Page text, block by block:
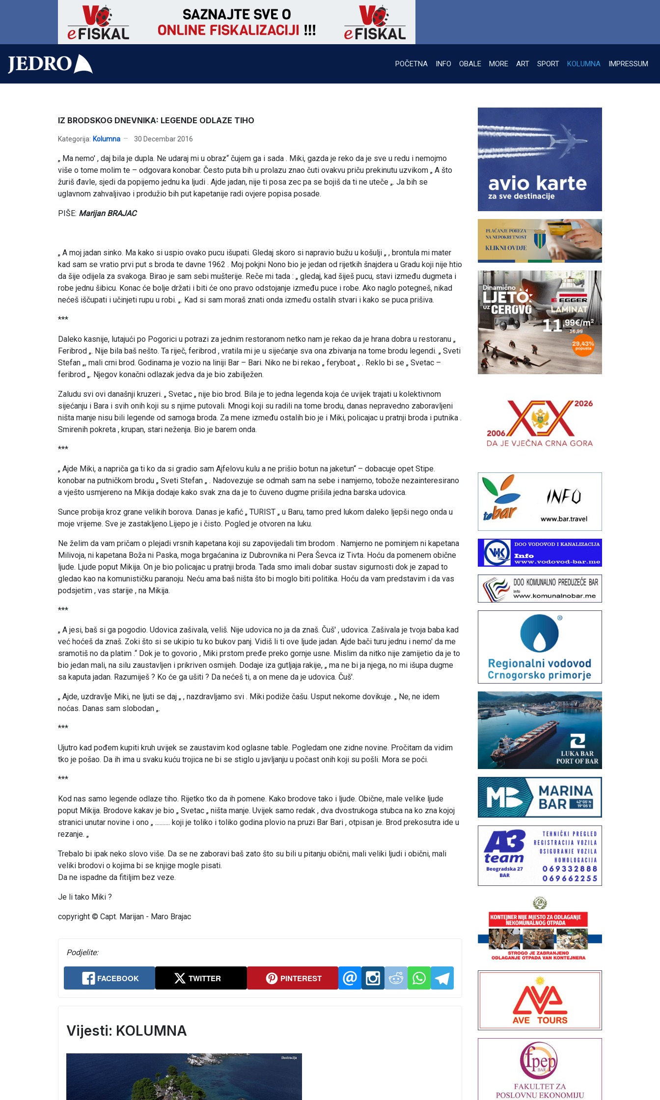
POČETNA INFO OBALE MORE ART SPORT KOLUMNA IMPRESSUM
IZ BRODSKOG DNEVNIKA: LEGENDE ODLAZE TIHO
Kategorija: Kolumna 30 Decembar 2016
„ Ma nemo' , daj bila je dupla. Ne udaraj mi u obraz“ čujem ga i sada . Miki, gazda je reko da je sve u redu i nemojmo
više o tome molim te – odgovara konobar. Često puta bih u prolazu znao čuti ovakvu priču prekinutu uzvikom „ A što
žuriš đavle, sjedi da popijemo jednu ka ljudi . Ajde jadan, nije ti posa zec pa se bojiš da ti ne uteče „. Ja bih se
uglavnom zahvaljivao i produžio bih put kapetanije radi ovjere popisa posade.
PIŠE: Marijan BRAJAC
„ A moj jadan sinko. Ma kako si uspio ovako pucu išupati. Gledaj skoro si napravio bužu u košulji „ , brontula mi mater
kad sam se vratio prvi put s broda te davne 1962 . Moj pokjni Nono bio je jedan od rijetkih šnajdera u Gradu koji nije htio
da šije odijela za svakoga. Birao je sam sebi mušterije. Reče mi tada : „ gledaj, kad šiješ pucu, stavi između dugmeta i
robe jednu šibicu. Konac će bolje držati i biti će ono pravo odstojanje između puce i robe. Ako naglo potegneš, nikad
nećeš iščupati i učinjeti rupu u robi. „. Kad si sam moraš znati onda između ostalih stvari i kako se puca prišiva.
***
Daleko kasnije, lutajući po Pogorici u potrazi za jednim restoranom netko nam je rekao da je hrana dobra u restoranu „
Feribrod „. Nije bila baš nešto. Ta riječ, feribrod , vratila mi je u sijećanje sva ona zbivanja na tome brodu legendi. „ Sveti
Stefan „, mali crni brod. Godinama je vozio na liniji Bar – Bari. Niko ne bi rekao „ feryboat „ . Reklo bi se „ Svetac –
feribrod „. Njegov konačni odlazak jedva da je bio zabilježen.
Zaludu svi ovi današnji kruzeri. „ Svetac „ nije bio brod. Bila je to jedna legenda koja će uvijek trajati u kolektivnom
sijećanju i Bara i svih onih koji su s njime putovali. Mnogi koji su radili na tome brodu, danas nepravedno zaboravljeni
ništa manje nisu bili legende od samoga broda. Za mene između ostalih bio je i Miki, policajac u pratnji broda i putnika .
Smirenih pokreta , krupan, stari neženja. Bio je barem onda.
***
„ Ajde Miki, a napriča ga ti ko da si gradio sam Ajfelovu kulu a ne prišio botun na jaketun“ – dobacuje opet Stipe.
konobar na putničkom brodu „ Sveti Stefan „ . Nadovezuje se odmah sam na sebe i namjerno, tobože nezainteresirano
a vješto usmjereno na Mikija dodaje kako svak zna da je to čuveno dugme prišila jedna barska udovica.
Sunce probija kroz grane velikih borova. Danas je kafić „ TURIST „ u Baru, tamo pred lukom daleko ljepši nego onda u
moje vrijeme. Sve je zastakljeno.Lijepo je i čisto. Pogled je otvoren na luku.
Ne želim da vam pričam o plejadi vrsnih kapetana koji su zapovijedali tim brodom . Namjerno ne pominjem ni kapetana
Milivoja, ni kapetana Boža ni Paska, moga brgaćanina iz Dubrovnika ni Pera Ševca iz Tivta. Hoću da pomenem obične
ljude. Ljude poput Mikija. On je bio policajac u pratnji broda. Tada smo imali dobar sustav sigurnosti dok je zapad to
gledao kao na komunističku paranoju. Neću ama baš ništa što bi moglo biti politika. Hoću da vam predstavim i da vas
podsjetim , vas starije , na Mikija.
***
„ A jesi, baš si ga pogodio. Udovica zašivala, veliš. Nije udovica no ja da znaš. Čuš' , udovica. Zašivala je tvoja baba kad
već hoćeš da znaš. Zoki što si se ukipio tu ko bukov panj. Vidiš li ti ove ljude jadan. Ajde bači turu jednu i nemo' da me
sramotiš no da platim .“ Dok je to govorio , Miki prstom pređe preko gornje usne. Mislim da nitko nije zamijetio da je to
bio jedan mali, na silu zaustavljen i prikriven osmijeh. Dodaje iza gutljaja rakije, „ ma ne bi ja njega, no mi išupa dugme
sa kaputa jadan. Razumiješ ? Ko će ga ušiti ? Da nećeš ti, a on mene da je udovica. Čuš'.
„ Ajde, uzdravlje Miki, ne ljuti se daj „ , nazdravljamo svi . Miki podiže čašu. Usput nekome dovikuje. „ Ne, ne idem
noćas. Danas sam slobodan „.
***
Ujutro kad pođem kupiti kruh uvijek se zaustavim kod oglasne table. Pogledam one zidne novine. Pročitam da vidim
tko je pošao. Da ih ima u svaku kuću trojica ne bi se stiglo u javljanju u počast onih koji su pošli. Mora se poći.
***
Kod nas samo legende odlaze tiho. Rijetko tko da ih pomene. Kako brodove tako i ljude. Obične, male velike ljude
poput Mikija. Brodove kakav je bio „ Svetac „ ništa manje. Uvijek samo redak , dva dvostrukoga stubca na ko zna kojoj
stranici unutar novine i ono „ .......... koji je toliko i toliko godina plovio na pruzi Bar Bari , otpisan je. Brod prekosutra ide u
rezanje. „
Trebalo bi ipak neko slovo više. Da se ne zaboravi baš zato što su bili u pitanju obični, mali veliki ljudi i obični, mali
veliki brodovi o kojima bi se knjige mogle pisati.
Da ne ispadne da fitiljim bez veze.
Je li tako Miki ?
copyright © Capt. Marijan - Maro Brajac
Podjelite:
FACEBOOK TWITTER PINTEREST
Vijesti: KOLUMNA